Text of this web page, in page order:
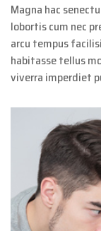
Magna hac
lobortis cum nec
arcu tempus
habitasse tellus
viverra imperdiet